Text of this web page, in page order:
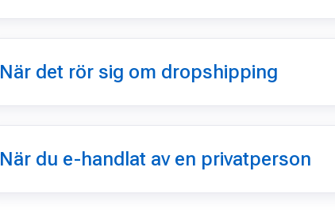
När det rör sig om dropshipping
När du e-handlat av en privatperson